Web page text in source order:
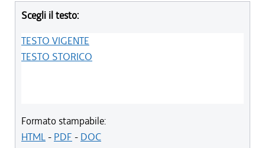
Scegli il testo:
TESTO VIGENTE
TESTO STORICO
Formato stampabile:
HTML- PDF - DOC